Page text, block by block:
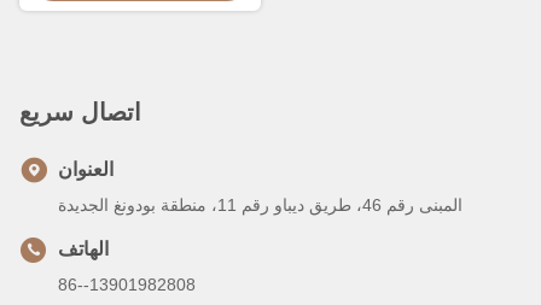
اتصال سريع
العنوان
المبنى رقم 46، طريق ديباو رقم 11، منطقة بودونغ الجديدة
الهاتف
86--13901982808